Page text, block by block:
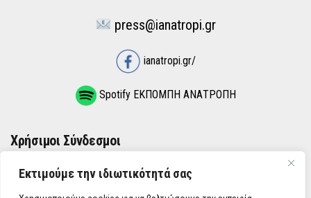
Εκτιμούμε την ιδιωτικότητά σας
press@ianatropi.gr
ianatropi.gr/
Spotify ΕΚΠΟΜΠΗ ΑΝΑΤΡΟΠΗ
Χρήσιμοι Σύνδεσμοι
ΌΡΟΙ ΧΡΉΣΗΣ